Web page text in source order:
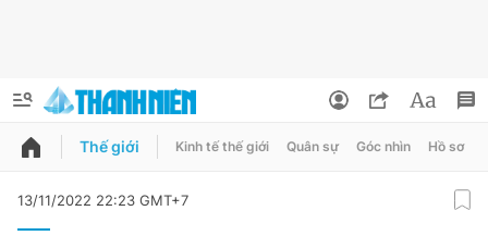
QUẢNG CÁO
Thế giới Kinh tế thế giới Quân sự Góc nhìn Hồ sơ
13/11/2022 22:23 GMT+7